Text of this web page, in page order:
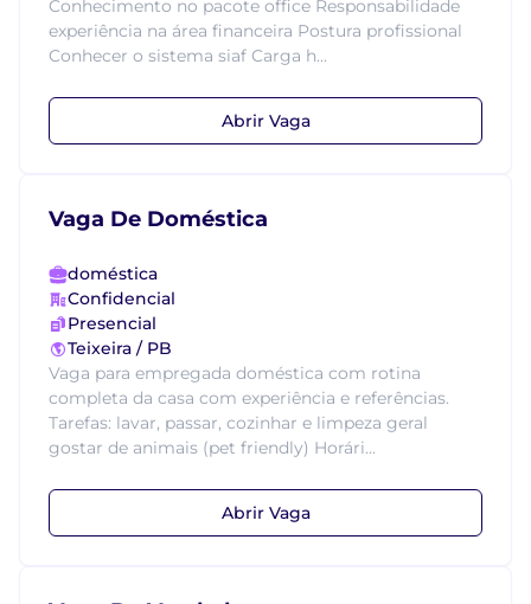
Conhecimento no pacote office Responsabilidade
experiência na área financeira Postura profissional
Conhecer o sistema siaf Carga h...
Abrir Vaga
Vaga De Doméstica
doméstica
Confidencial
Presencial
Teixeira / PB
Vaga para empregada doméstica com rotina
completa da casa com experiência e referências.
Tarefas: lavar, passar, cozinhar e limpeza geral
gostar de animais (pet friendly) Horári...
Abrir Vaga